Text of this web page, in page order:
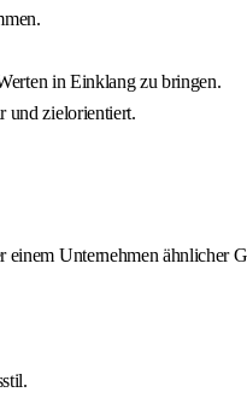
in Einklang zu bringen.
und zielorientiert.
Unternehmen ähnlicher